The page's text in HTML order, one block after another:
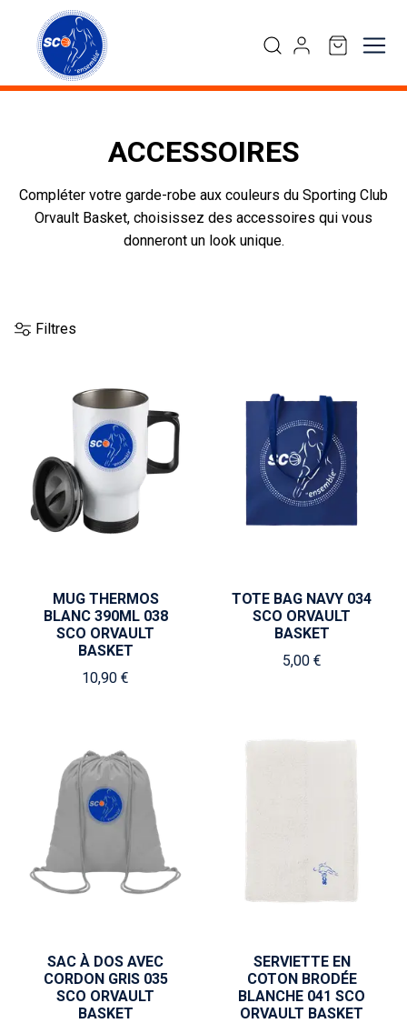
ACCESSOIRES
Compléter votre garde-robe aux couleurs du Sporting Club
Orvault Basket, choisissez des accessoires qui vous
donneront un look unique.
Filtres
MUG THERMOS
BLANC 390ML 038
SCO ORVAULT
BASKET
10,90 €
TOTE BAG NAVY 034
SCO ORVAULT
BASKET
5,00 €
SAC À DOS AVEC
CORDON GRIS 035
SCO ORVAULT
BASKET
SERVIETTE EN
COTON BRODÉE
BLANCHE 041 SCO
ORVAULT BASKET